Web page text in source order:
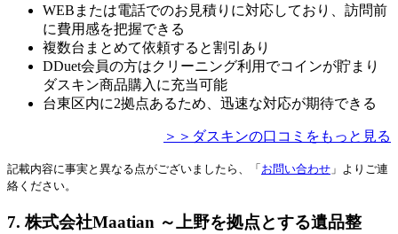
WEBまたは電話でのお見積りに対応しており、訪問前
に費用感を把握できる
複数台まとめて依頼すると割引あり
DDuet会員の方はクリーニング利用でコインが貯まり
ダスキン商品購入に充当可能
台東区内に2拠点あるため、迅速な対応が期待できる
＞＞ダスキンの口コミをもっと見る
記載内容に事実と異なる点がございましたら、「 お問い合わせ 」よりご連
絡ください。
7. 株式会社Maatian ～上野を拠点とする遺品整